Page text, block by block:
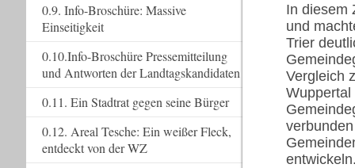
In diesem
und
Trier
Vergleich
0.9. Info-Broschüre: Massive
Einseitigkeit
0.10.Info-Broschüre Pressemitteilung
und Antworten der Landtagskandidaten
0.11. Ein Stadtrat gegen seine Bürger
0.12. Areal Tesche: Ein weißer Fleck,
entdeckt von der WZ